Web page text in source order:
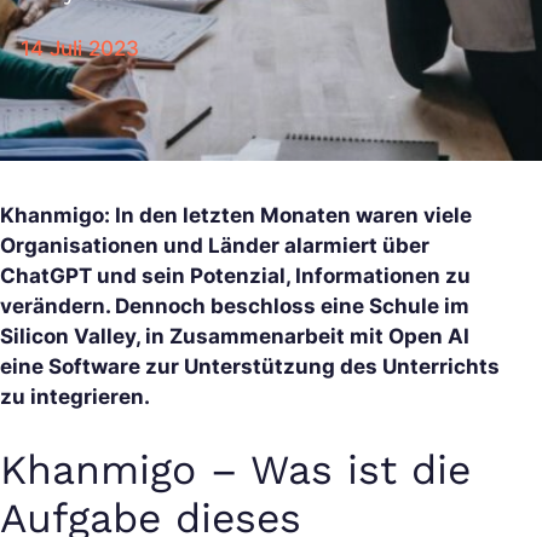
14 Juli 2023
Khanmigo: In den letzten Monaten waren viele
Organisationen und Länder alarmiert über
ChatGPT und sein Potenzial, Informationen zu
verändern. Dennoch beschloss eine Schule im
Silicon Valley, in Zusammenarbeit mit Open AI
eine Software zur Unterstützung des Unterrichts
zu integrieren.
Khanmigo – Was ist die
Aufgabe dieses